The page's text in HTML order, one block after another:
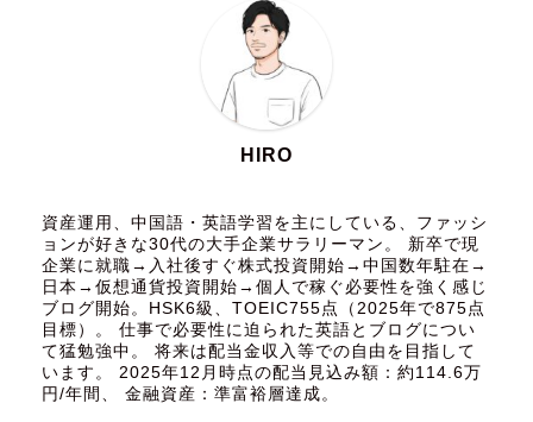
HIRO
資産運用、中国語・英語学習を主にしている、ファッシ
ョンが好きな30代の大手企業サラリーマン。 新卒で現
企業に就職→入社後すぐ株式投資開始→中国数年駐在→
日本→仮想通貨投資開始→個人で稼ぐ必要性を強く感じ
ブログ開始。HSK6級、TOEIC755点（2025年で875点
目標）。 仕事で必要性に迫られた英語とブログについ
て猛勉強中。 将来は配当金収入等での自由を目指して
います。 2025年12月時点の配当見込み額：約114.6万
円/年間、 金融資産：準富裕層達成。